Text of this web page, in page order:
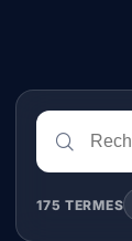
175 TERMES